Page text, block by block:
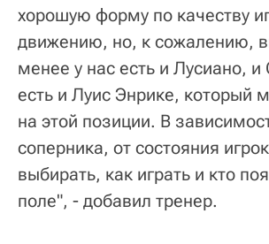
хорошую форму по качеству
движению, но, к сожалению,
менее у нас есть и Лусиано, и
есть и Луис Энрике, который
на этой позиции. В
соперника, от состояния
выбирать, как играть и кто
поле", - добавил тренер.